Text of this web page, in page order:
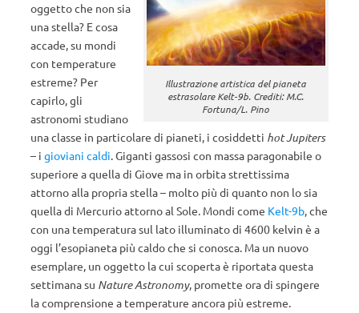
Illustrazione artistica del pianeta
estrasolare Kelt-9b. Crediti: M.C.
Fortuna/L. Pino
oggetto che non sia
una stella? E cosa
accade, su mondi
con temperature
estreme? Per
capirlo, gli
astronomi studiano
una classe in particolare di pianeti, i cosiddetti hot Jupiters
– i gioviani caldi. Giganti gassosi con massa paragonabile o
superiore a quella di Giove ma in orbita strettissima
attorno alla propria stella – molto più di quanto non lo sia
quella di Mercurio attorno al Sole. Mondi come Kelt-9b, che
con una temperatura sul lato illuminato di 4600 kelvin è a
oggi l’esopianeta più caldo che si conosca. Ma un nuovo
esemplare, un oggetto la cui scoperta è riportata questa
settimana su Nature Astronomy, promette ora di spingere
la comprensione a temperature ancora più estreme.